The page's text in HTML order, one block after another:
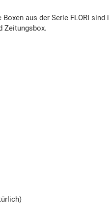
aus der Serie FLORI
Zeitungsbox.